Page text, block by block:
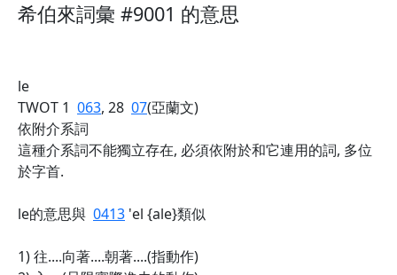
希伯來詞彙 #9001 的意思
le
TWOT 1 063, 28 07(亞蘭文)
依附介系詞
這種介系詞不能獨立存在, 必須依附於和它連用的詞, 多位
於字首.
le的意思與 0413 'el {ale}類似
1) 往....向著....朝著....(指動作)